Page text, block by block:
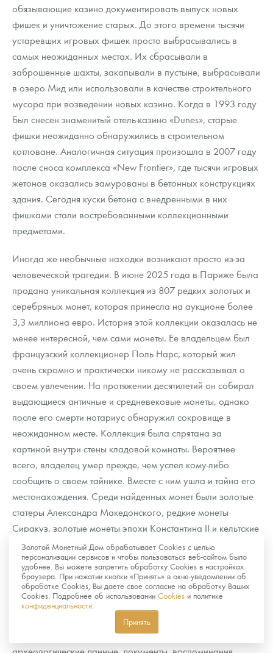
обязывающие казино документировать выпуск новых
фишек и уничтожение старых. До этого времени тысячи
устаревших игровых фишек просто выбрасывались в
самых неожиданных местах. Их сбрасывали в
заброшенные шахты, закапывали в пустыне, выбрасывали
в озеро Мид или использовали в качестве строительного
мусора при возведении новых казино. Когда в 1993 году
был снесен знаменитый отель-казино «Dunes», старые
фишки неожиданно обнаружились в строительном
котловане. Аналогичная ситуация произошла в 2007 году
после сноса комплекса «New Frontier», где тысячи игровых
жетонов оказались замурованы в бетонных конструкциях
здания. Сегодня куски бетона с внедренными в них
фишками стали востребованными коллекционными
предметами.
Иногда же необычные находки возникают просто из-за
человеческой трагедии. В июне 2025 года в Париже была
продана уникальная коллекция из 807 редких золотых и
серебряных монет, которая принесла на аукционе более
3,3 миллиона евро. История этой коллекции оказалась не
менее интересной, чем сами монеты. Ее владельцем был
французский коллекционер Поль Нарс, который жил
очень скромно и практически никому не рассказывал о
своем увлечении. На протяжении десятилетий он собирал
выдающиеся античные и средневековые монеты, однако
после его смерти нотариус обнаружил сокровище в
неожиданном месте. Коллекция была спрятана за
картиной внутри стены кладовой комнаты. Вероятнее
всего, владелец умер прежде, чем успел кому-либо
сообщить о своем тайнике. Вместе с ним ушла и тайна его
местонахождения. Среди найденных монет были золотые
статеры Александра Македонского, редкие монеты
Сиракуз, золотые монеты эпохи Константина II и кельтские
статеры железного века. История получила широкий
международный резонанс, а журналисты метко заметили,
что коллекционер «унес секрет с собой в могилу».
Все эти примеры показывают, насколько важен для
археологов и историков полный контекст находки. Если
удается собрать всю доступную информацию —
Золотой Монетный Дом обрабатывает Cookies с целью
персонализации сервисов и чтобы пользоваться веб-сайтом было
удобнее. Вы можете запретить обработку Cookies в настройках
браузера. При нажатии кнопки «Принять» в окне-уведомлении об
обработке Cookies, Вы даете свое согласие на обработку Ваших
Cookies. Подробнее об использовании Cookies и политике
конфиденциальности
Принять